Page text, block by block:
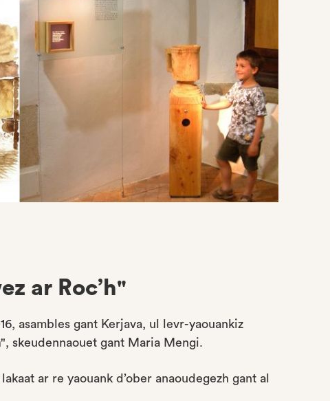
ar Roc’h"
asambles gant Kerjava, ul levr-yaouankiz
", skeudennaouet gant Maria Mengi.
ar re yaouank d’ober anaoudegezh gant al